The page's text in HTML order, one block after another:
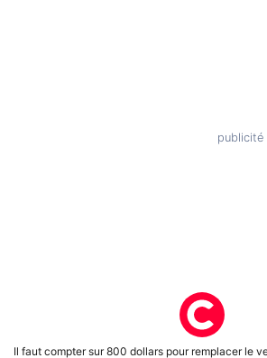
Il faut compter sur 800 dollars pour remplacer le